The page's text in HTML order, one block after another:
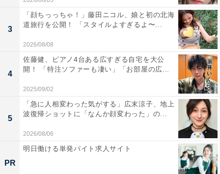
3
「顔ちっっちゃ！」藤田ニコル、娘と初の北海
道旅行を公開！ 「スタイルよすぎるよ〜...
2026/08/08
4
佐藤健、ピアノ4台ある広すぎる自宅を大公
開！ 「特注ソファーも凄い」「お部屋の広...
2025/09/02
5
「急に人相変わった気がする」広末涼子、地上
波復帰ショットに「なんか顔変わった」の...
2026/08/06
PR
明日働ける単発バイト求人サイト